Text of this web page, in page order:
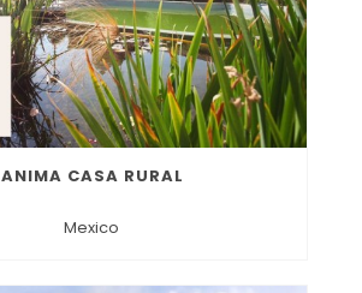
ANIMA CASA RURAL
Mexico